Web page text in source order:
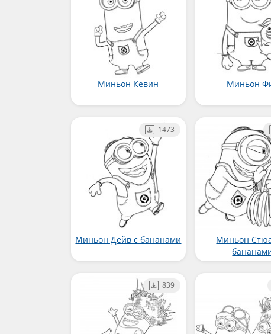
Миньон Кевин Миньон
Миньон Дейв с бананами
1473
Миньон
839